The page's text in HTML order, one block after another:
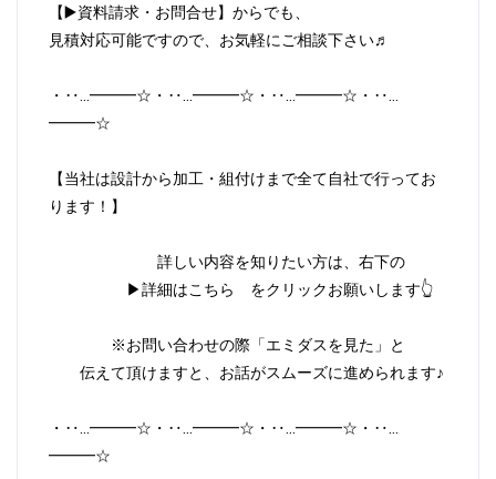
【▶️資料請求・お問合せ】からでも、
見積対応可能ですので、お気軽にご相談下さい♬
・‥…━━━☆・‥…━━━☆・‥…━━━☆・‥…
━━━☆
【当社は設計から加工・組付けまで全て自社で行ってお
ります！】
詳しい内容を知りたい方は、右下の
▶詳細はこちら をクリックお願いします👆
※お問い合わせの際「エミダスを見た」と
伝えて頂けますと、お話がスムーズに進められます♪
・‥…━━━☆・‥…━━━☆・‥…━━━☆・‥…
━━━☆